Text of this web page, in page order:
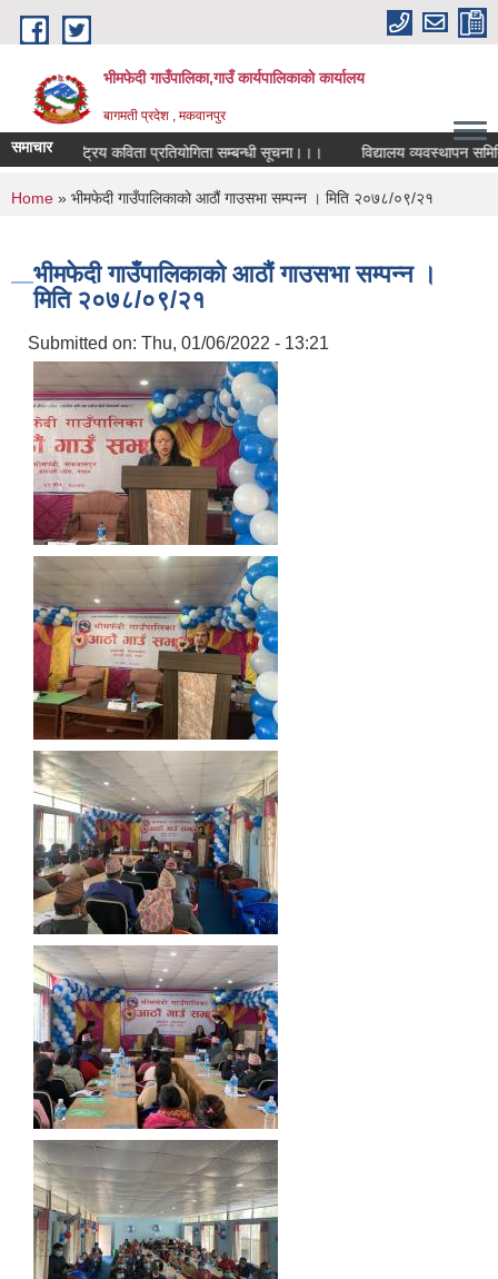
Skip to main content
भीमफेदी गाउँपालिका,गाउँ कार्यपालिकाकाे कार्यालय
बागमती प्रदेश , मकवानपुर
समाचारराष्ट्रिय कविता प्रतियोगिता सम्बन्धी सूचना।।। विद्यालय व्यवस्थापन समिति
You are here
Home » भीमफेदी गाउँपालिकाको आठौं गाउसभा सम्पन्न । मिति २०७८/०९/२१
भीमफेदी गाउँपालिकाको आठौं गाउसभा सम्पन्न ।
मिति २०७८/०९/२१
Submitted on: Thu, 01/06/2022 - 13:21